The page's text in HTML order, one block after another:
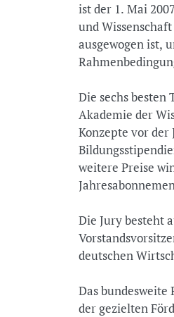
ist der 1. Mai
und
ausgewogen ist,
Die sechs besten
Akademie der
Konzepte vor
weitere Preise
Die Jury besteht
deutschen
Das
der gezielten